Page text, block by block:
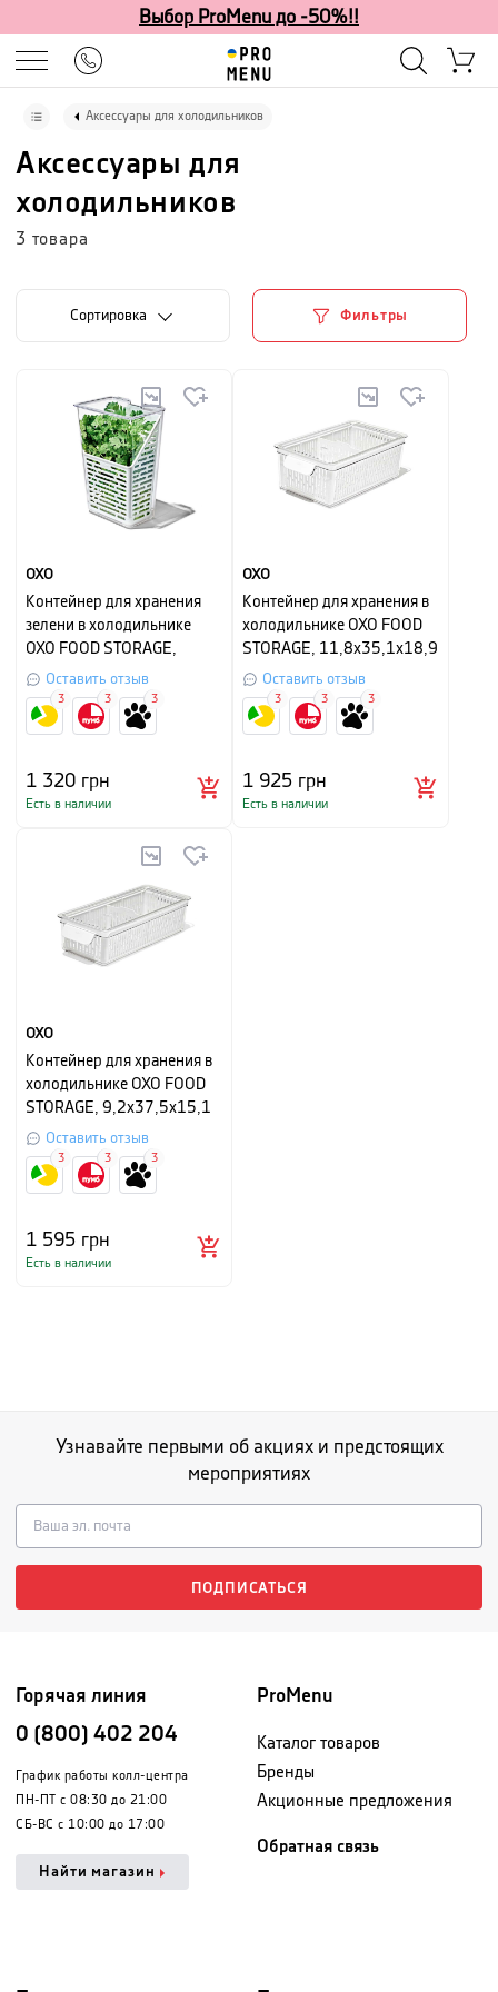
Выбор ProMenu до -50%!!
Аксессуары для холодильников
Аксессуары для
холодильников
3 товара
Cортировка Фильтры
OXO
Контейнер для хранения
зелени в холодильнике
OXO FOOD STORAGE,
11,4х15,2х28,7 см, белый
Оставить отзыв
1 320 грн
Есть в наличии
3 3 3
OXO
Контейнер для хранения в
холодильнике OXO FOOD
STORAGE, 11,8х35,1х18,9
см, белый
Оставить отзыв
1 925 грн
Есть в наличии
3 3 3
OXO
Контейнер для хранения в
холодильнике OXO FOOD
STORAGE, 9,2х37,5х15,1
см, белый
Оставить отзыв
1 595 грн
Есть в наличии
3 3 3
Узнавайте первыми об акциях и предстоящих
мероприятиях
ПОДПИСАТЬСЯ
Горячая линия
0 (800) 402 204
График работы колл-центра
ПН-ПТ с 08:30 до 21:00
СБ-ВС с 10:00 до 17:00
Найти магазин
ProMenu
Каталог товаров
Бренды
Акционные предложения
Обратная связь